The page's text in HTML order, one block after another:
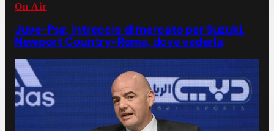
On Air
Juve-Psg, intreccio di mercato per Suzuki.
Newport Country-Roma, dove vederla